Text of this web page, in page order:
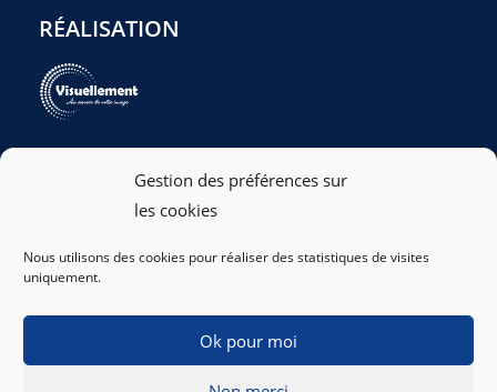
Gestion des préférences sur
les cookies
Nous utilisons des cookies pour réaliser des statistiques de visites
uniquement.
Ok pour moi
RÉALISATION